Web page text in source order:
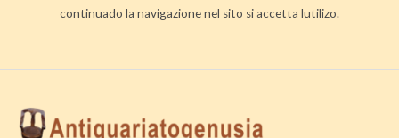
continuado la navigazione nel sito si accetta lutilizo.